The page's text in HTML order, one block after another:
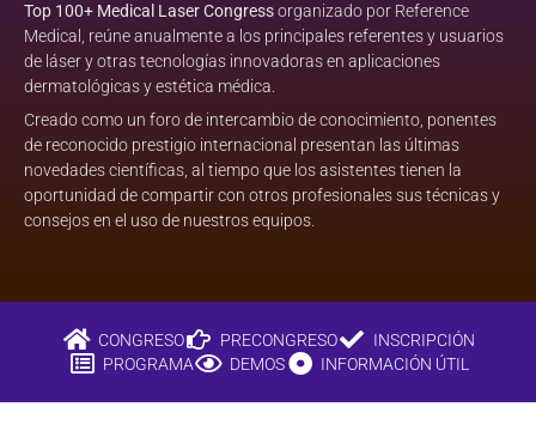
Top 100+ Medical Laser Congressorganizado por Reference
Medical, reúne anualmente a los principales referentes y usuarios
de láser y otras tecnologías innovadoras en aplicaciones
dermatológicas y estética médica.
Creado como un foro de intercambio de conocimiento, ponentes
de reconocido prestigio internacional presentan las últimas
novedades científicas, al tiempo que los asistentes tienen la
oportunidad de compartir con otros profesionales sus técnicas y
consejos en el uso de nuestros equipos.
CONGRESO PRECONGRESO
INSCRIPCIÓN
PROGRAMA
DEMOS INFORMACIÓN ÚTIL